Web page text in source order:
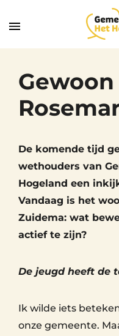
De komende tijd
wethouders van
Hogeland een
Vandaag is het
Zuidema: wat
actief te zijn?
De jeugd heeft de
Ik wilde iets
onze gemeente.